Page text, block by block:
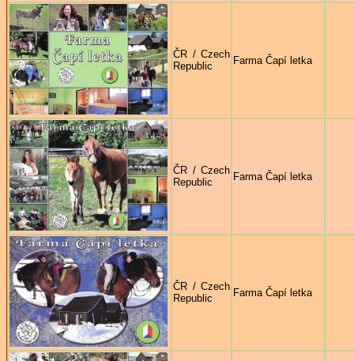
ČR / Czech
Republic
Farma Čapí letka
ČR / Czech
Republic
Farma Čapí letka
ČR / Czech
Republic
Farma Čapí letka